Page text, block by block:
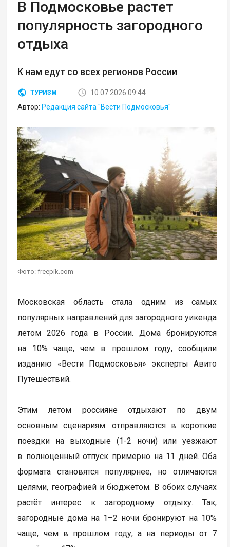
В Подмосковье растет
популярность загородного
отдыха
К нам едут со всех регионов России
ТУРИЗМ
10.07.2026 09:44
Автор: Редакция сайта "Вести Подмосковья"
Фото: freepik.com
Московская область стала одним из самых
популярных направлений для загородного уикенда
летом 2026 года в России. Дома бронируются
на 10% чаще, чем в прошлом году, сообщили
изданию «Вести Подмосковья» эксперты Авито
Путешествий.
Этим летом россияне отдыхают по двум
основным сценариям: отправляются в короткие
поездки на выходные (1-2 ночи) или уезжают
в полноценный отпуск примерно на 11 дней. Оба
формата становятся популярнее, но отличаются
целями, географией и бюджетом. В обоих случаях
растёт интерес к загородному отдыху. Так,
загородные дома на 1–2 ночи бронируют на 10%
чаще, чем в прошлом году, а на периоды от 7